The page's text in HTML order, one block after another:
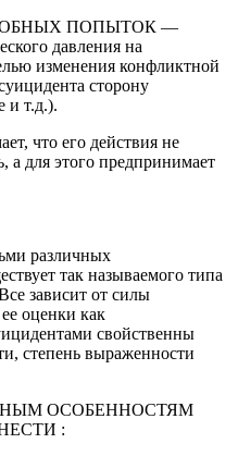
ПОПЫТОК —
давления на
изменения конфликтной
сторону
и т.д.).
что его действия не
а для этого предпринимает
различных
так называемого типа
зависит от силы
оценки как
свойственны
степень выраженности
ОСОБЕННОСТЯМ
: